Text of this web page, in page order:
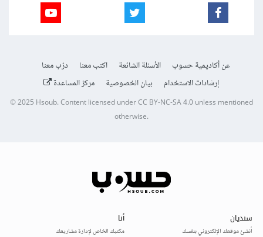
عن أكاديمية حسوب الأسئلة الشائعة اكتب معنا
درّب معنا
إرشادات الاستخدام
بيان الخصوصية مركز المساعدة
© 2025Hsoub.Content licensed underCC BY-NC-SA 4.0unless mentioned
otherwise.